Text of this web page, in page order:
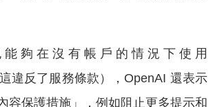
夠在沒有帳戶的情況下使用
違反了服務條款），OpenAI 還表示
容保護措施」，例如阻止更多提示和